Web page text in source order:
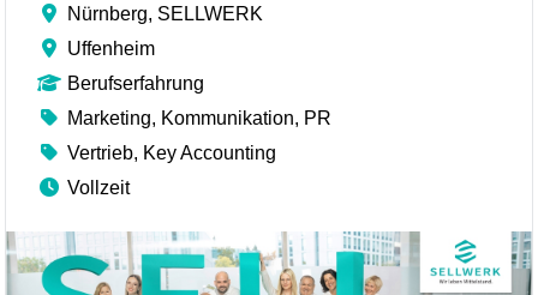
Nürnberg, SELLWERK
Uffenheim
Berufserfahrung
Marketing, Kommunikation, PR
Vertrieb, Key Accounting
Vollzeit